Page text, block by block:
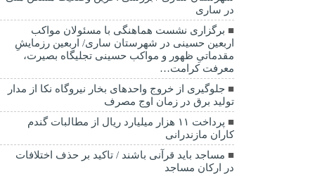
در ساری
برگزاری نشست هماهنگی با مسئولان مواکب
اربعین حسینی در شهرستان ساری/ اربعین رزمایشِ
مقدماتیِ ظهور و مواکب حسینی تجلیگاه بصیرت،
معرفت کرامت…
جلوگیری از خروج واحدهای بخار نیروگاه نکا از مدار
تولید برق در زمان اوج مصرف
پرداخت ۱۱ هزار میلیارد ریال از مطالبات گندم
کاران مازندرانی
مساجد باید قرآنی باشند / تاکید بر حذف اختلافات
در ارکان مساجد